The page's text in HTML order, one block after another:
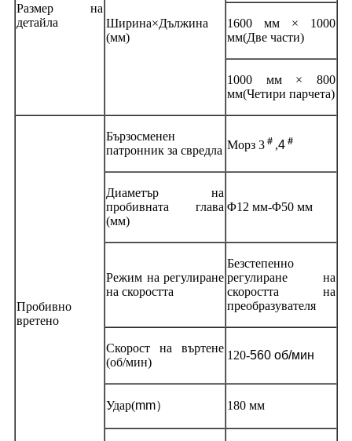
Размер на
детайла
Ширина×Дължина
(мм)
1600 мм × 1000
мм(Две части)
1000 мм × 800
мм(Четири парчета)
Пробивно
вретено
Бързосменен
патронник за свредла Морз 3 ＃ ,4 ＃
Диаметър на
пробивната глава
(мм)
Φ12 мм-Φ50 мм
Режим на регулиране
на скоростта
Безстепенно
регулиране на
скоростта на
преобразувателя
Скорост на въртене
(об/мин)
120-560 об/мин
Удар(mm） 180 мм